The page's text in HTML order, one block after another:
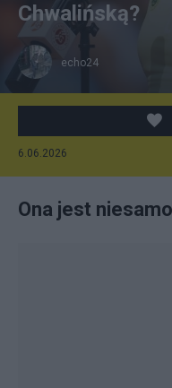
Chwalińską?
echo24
6.06.2026
Ona jest